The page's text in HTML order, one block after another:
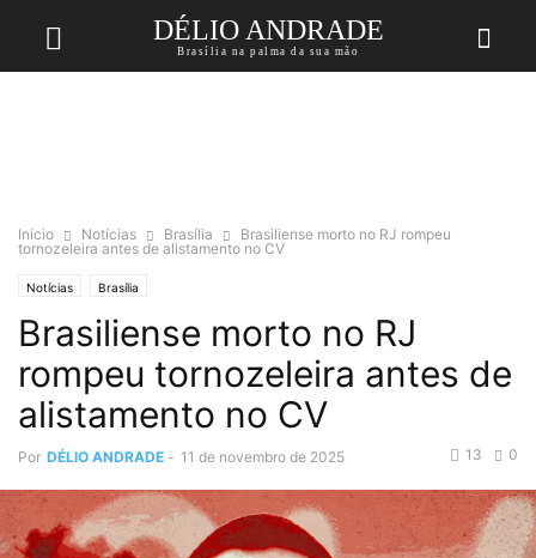
DÉLIO ANDRADE
Brasília na palma da sua mão
Início Notícias Brasília
Brasiliense morto no RJ rompeu
tornozeleira antes de alistamento no CV
Notícias Brasília
Brasiliense morto no RJ
rompeu tornozeleira antes de
alistamento no CV
Por DÉLIO ANDRADE - 11 de novembro de 2025 0
13